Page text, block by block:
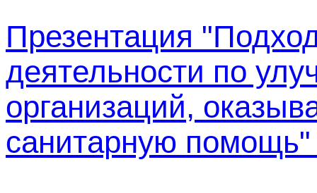
Презентация
деятельности по
организаций,
санитарную